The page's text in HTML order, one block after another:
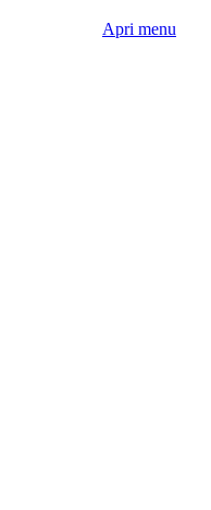
Apri menu